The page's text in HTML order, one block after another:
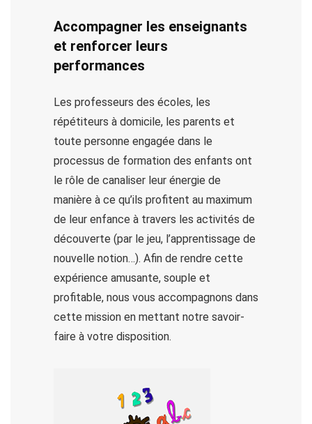
Accompagner les enseignants
et renforcer leurs
performances
Les professeurs des écoles, les
répétiteurs à domicile, les parents et
toute personne engagée dans le
processus de formation des enfants ont
le rôle de canaliser leur énergie de
manière à ce qu’ils profitent au maximum
de leur enfance à travers les activités de
découverte (par le jeu, l’apprentissage de
nouvelle notion…). Afin de rendre cette
expérience amusante, souple et
profitable, nous vous accompagnons dans
cette mission en mettant notre savoir-
faire à votre disposition.